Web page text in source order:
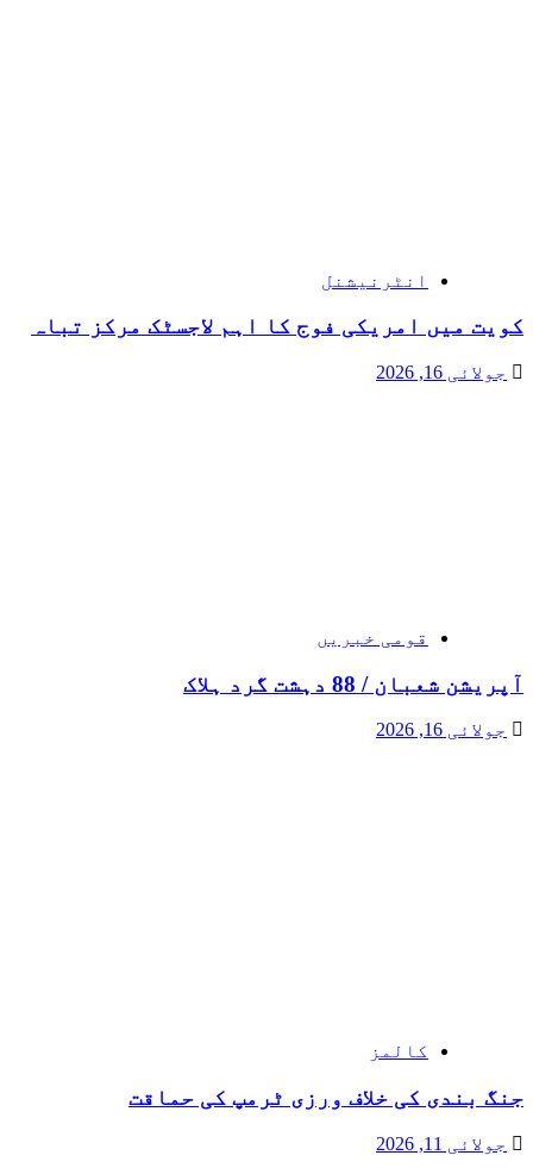
انٹرنیشنل
کویت میں امریکی فوج کا اہم لاجسٹک مرکز تباہ
جولائی 16, 2026
قومی خبریں
آپریشن شعبان / 88 دہشت گرد ہلاک
جولائی 16, 2026
کالمز
جنگ بندی کی خلاف ورزی ٹرمپ کی حماقت
جولائی 11, 2026